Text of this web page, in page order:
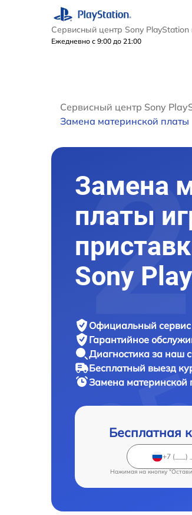
Сервисный центр Sony PlayStation
Ежедневно с 9:00 до 21:00
Сервисный центр Sony
Замена материнской платы
Замена
платы
Sony
Официальный сервис
Гарантийное
Диагностика за наш
Бесплатный выезд
Замена материнской
Бесплатная
Нажимая на кнопку